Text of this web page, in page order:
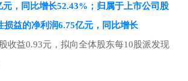
元，同比增长52.43%；归属于上市公司股
损益的净利润6.75亿元，同比增长
收益0.93元，拟向全体股东每10股派发现